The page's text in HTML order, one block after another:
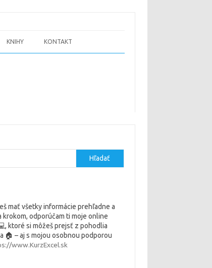
KNIHY KONTAKT
Hľadať
mať všetky informácie prehľadne a
krokom, odporúčam ti moje online
ktoré si môžeš prejsť z pohodlia
🏠 – aj s mojou osobnou podporou
www.KurzExcel.sk